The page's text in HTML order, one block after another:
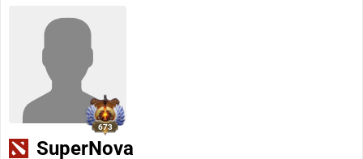
673
SuperNova